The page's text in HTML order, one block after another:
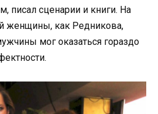
писал сценарии и книги. На
женщины, как Редникова,
мог оказаться гораздо